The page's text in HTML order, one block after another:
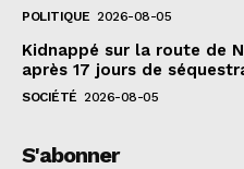
POLITIQUE 2026-08-05
Kidnappé sur la route de
après 17 jours de
SOCIÉTÉ 2026-08-05
S'abonner